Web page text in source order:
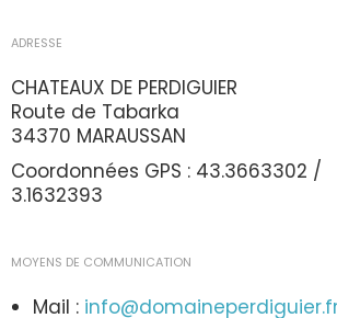
ADRESSE
CHATEAUX DE PERDIGUIER
Route de Tabarka
34370 MARAUSSAN
Coordonnées GPS : 43.3663302 /
3.1632393
MOYENS DE COMMUNICATION
Mail :